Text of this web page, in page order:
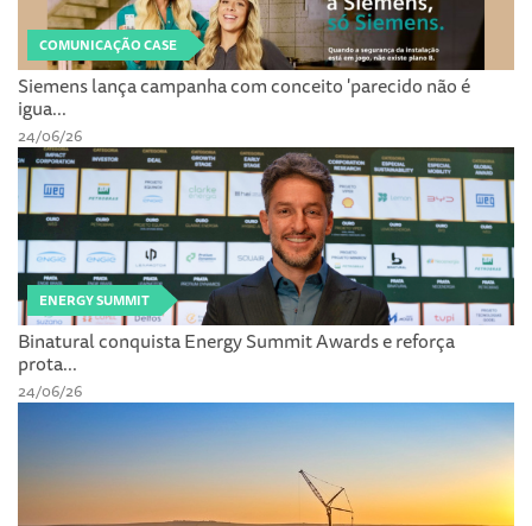
COMUNICAÇÃO CASE
Siemens lança campanha com conceito 'parecido não é
igua...
24/06/26
ENERGY SUMMIT
Binatural conquista Energy Summit Awards e reforça
prota...
24/06/26